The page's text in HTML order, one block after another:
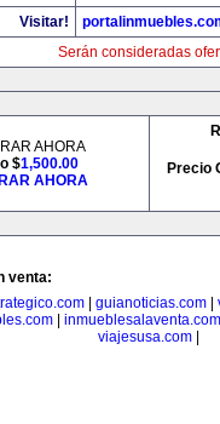
Visitar!
Serán consideradas
AHORA
$1,500.00
AHORA
Precio
venta:
| guianoticias.com|
inmueblesalaventa.com
viajesusa.com